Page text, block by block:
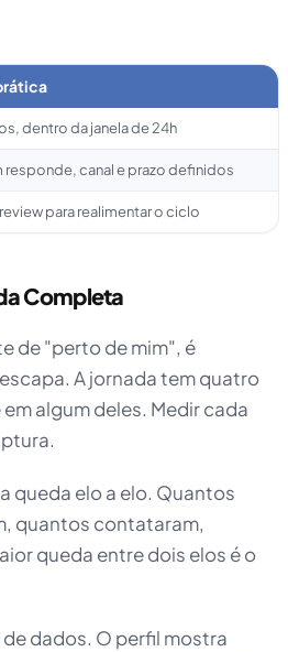
dentro da janela de 24h
responde, canal e prazo definidos
para realimentar o ciclo
Completa
de "perto de mim", é
A jornada tem quatro
algum deles. Medir cada
queda elo a elo. Quantos
quantos contataram,
queda entre dois elos é o
dados. O perfil mostra